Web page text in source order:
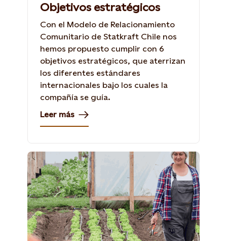
Objetivos estratégicos
Con el Modelo de Relacionamiento
Comunitario de Statkraft Chile nos
hemos propuesto cumplir con 6
objetivos estratégicos, que aterrizan
los diferentes estándares
internacionales bajo los cuales la
compañía se guía.
Leer más